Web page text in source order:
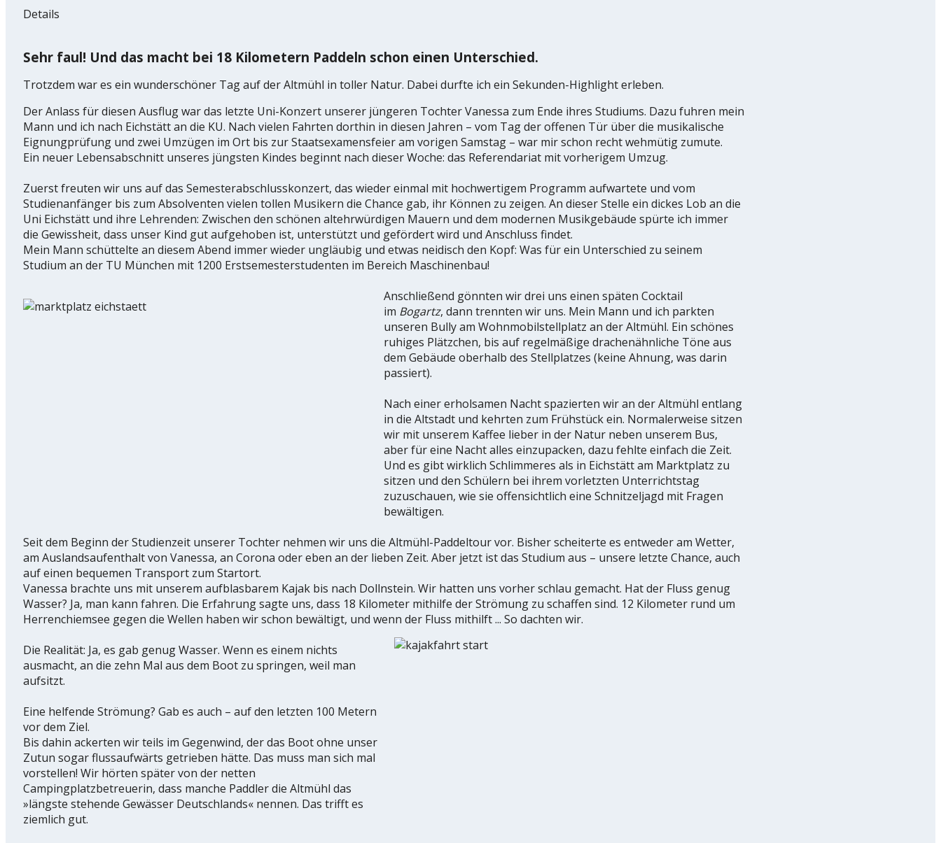
Details
Sehr faul! Und das macht bei 18 Kilometern Paddeln schon einen Unterschied.
Trotzdem war es ein wunderschöner Tag auf der Altmühl in toller Natur. Dabei durfte ich ein Sekunden-Highlight erleben.
Der Anlass für diesen Ausflug war das letzte Uni-Konzert unserer jüngeren Tochter Vanessa zum Ende ihres Studiums. Dazu fuhren mein
Mann und ich nach Eichstätt an die KU. Nach vielen Fahrten dorthin in diesen Jahren – vom Tag der offenen Tür über die musikalische
Eignungprüfung und zwei Umzügen im Ort bis zur Staatsexamensfeier am vorigen Samstag – war mir schon recht wehmütig zumute.
Ein neuer Lebensabschnitt unseres jüngsten Kindes beginnt nach dieser Woche: das Referendariat mit vorherigem Umzug.
Zuerst freuten wir uns auf das Semesterabschlusskonzert, das wieder einmal mit hochwertigem Programm aufwartete und vom
Studienanfänger bis zum Absolventen vielen tollen Musikern die Chance gab, ihr Können zu zeigen. An dieser Stelle ein dickes Lob an die
Uni Eichstätt und ihre Lehrenden: Zwischen den schönen altehrwürdigen Mauern und dem modernen Musikgebäude spürte ich immer
die Gewissheit, dass unser Kind gut aufgehoben ist, unterstützt und gefördert wird und Anschluss findet.
Mein Mann schüttelte an diesem Abend immer wieder ungläubig und etwas neidisch den Kopf: Was für ein Unterschied zu seinem
Studium an der TU München mit 1200 Erstsemesterstudenten im Bereich Maschinenbau!
Anschließend gönnten wir drei uns einen späten Cocktail
im Bogartz, dann trennten wir uns. Mein Mann und ich parkten
unseren Bully am Wohnmobilstellplatz an der Altmühl. Ein schönes
ruhiges Plätzchen, bis auf regelmäßige drachenähnliche Töne aus
dem Gebäude oberhalb des Stellplatzes (keine Ahnung, was darin
passiert).
Nach einer erholsamen Nacht spazierten wir an der Altmühl entlang
in die Altstadt und kehrten zum Frühstück ein. Normalerweise sitzen
wir mit unserem Kaffee lieber in der Natur neben unserem Bus,
aber für eine Nacht alles einzupacken, dazu fehlte einfach die Zeit.
Und es gibt wirklich Schlimmeres als in Eichstätt am Marktplatz zu
sitzen und den Schülern bei ihrem vorletzten Unterrichtstag
zuzuschauen, wie sie offensichtlich eine Schnitzeljagd mit Fragen
bewältigen.
Seit dem Beginn der Studienzeit unserer Tochter nehmen wir uns die Altmühl-Paddeltour vor. Bisher scheiterte es entweder am Wetter,
am Auslandsaufenthalt von Vanessa, an Corona oder eben an der lieben Zeit. Aber jetzt ist das Studium aus – unsere letzte Chance, auch
auf einen bequemen Transport zum Startort.
Vanessa brachte uns mit unserem aufblasbarem Kajak bis nach Dollnstein. Wir hatten uns vorher schlau gemacht. Hat der Fluss genug
Wasser? Ja, man kann fahren. Die Erfahrung sagte uns, dass 18 Kilometer mithilfe der Strömung zu schaffen sind. 12 Kilometer rund um
Herrenchiemsee gegen die Wellen haben wir schon bewältigt, und wenn der Fluss mithilft ... So dachten wir.
Die Realität: Ja, es gab genug Wasser. Wenn es einem nichts
ausmacht, an die zehn Mal aus dem Boot zu springen, weil man
aufsitzt.
Eine helfende Strömung? Gab es auch – auf den letzten 100 Metern
vor dem Ziel.
Bis dahin ackerten wir teils im Gegenwind, der das Boot ohne unser
Zutun sogar flussaufwärts getrieben hätte. Das muss man sich mal
vorstellen! Wir hörten später von der netten
Campingplatzbetreuerin, dass manche Paddler die Altmühl das
»längste stehende Gewässer Deutschlands« nennen. Das trifft es
ziemlich gut.